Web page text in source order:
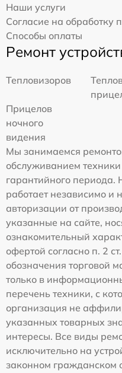
Наши услуги
Согласие на обработку
Способы оплаты
Ремонт
Тепловизоров
Прицелов
ночного
видения
Мы занимаемся
обслуживанием
гарантийного периода.
работает независимо и
авторизации от
указанные на сайте,
ознакомительный
офертой согласно п. 2
обозначения торговой
только в
перечень техники, с
организация не
указанных товарных
интересы. Все виды
исключительно на
законном гражданском